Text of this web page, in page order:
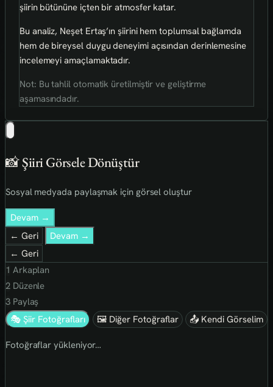
şiirin bütününe içten bir atmosfer katar.
Bu analiz, Neşet Ertaş’ın şiirini hem toplumsal bağlamda
hem de bireysel duygu deneyimi açısından derinlemesine
incelemeyi amaçlamaktadır.
Not: Bu tahlil otomatik üretilmiştir ve geliştirme
aşamasındadır.
📸 Şiiri Görsele Dönüştür
Sosyal medyada paylaşmak için görsel oluştur
Devam →
← Geri
Devam →
← Geri
1 Arkaplan
2Düzenle
3Paylaş
🎭 Şiir Fotoğrafları
🖼 Diğer Fotoğraflar 📤 Kendi Görselim
Fotoğraflar yükleniyor…